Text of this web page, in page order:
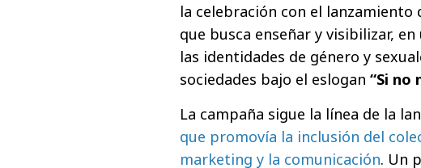
la celebración con el lanzamiento
que busca enseñar y visibilizar,
las identidades de género y
sociedades bajo el eslogan “Si no
La campaña sigue la línea de la
que promovía la inclusión del
marketing y la comunicación. Un